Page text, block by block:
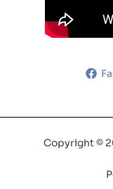
Copyright ©